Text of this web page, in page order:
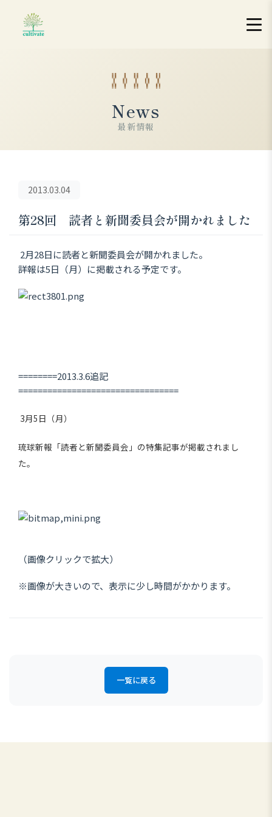
News
最新情報
2013.03.04
第28回 読者と新聞委員会が開かれました
2月28日に読者と新聞委員会が開かれました。
詳報は5日（月）に掲載される予定です。
========2013.3.6追記
=================================
3月5日（月）
琉球新報「読者と新聞委員会」の特集記事が掲載されまし
た。
（画像クリックで拡大）
※画像が大きいので、表示に少し時間がかかります。
一覧に戻る